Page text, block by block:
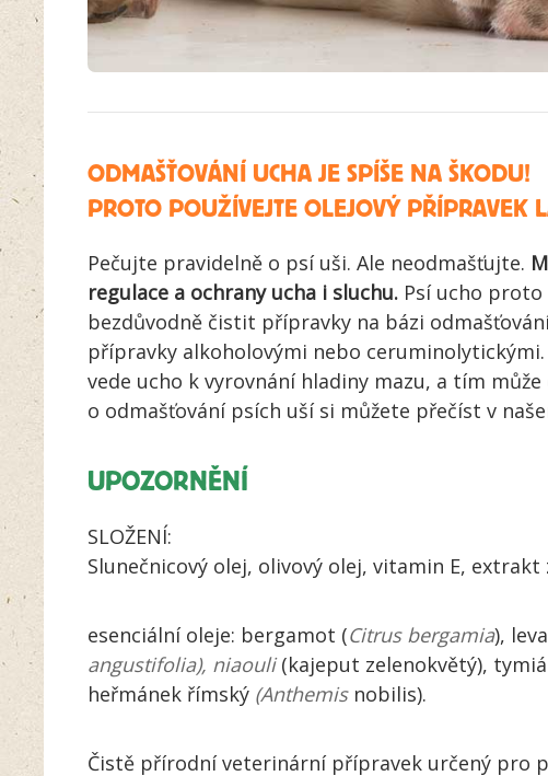
ODMAŠŤOVÁNÍ UCHA JE SPÍŠE NA ŠKODU!
PROTO POUŽÍVEJTE OLEJOVÝ PŘÍPRAVEK
Pečujte pravidelně o psí uši. Ale neodmašťujte.
regulace a ochrany ucha i sluchu. Psí ucho
bezdůvodně čistit přípravky na bázi
přípravky alkoholovými nebo
vede ucho k vyrovnání hladiny mazu, a tím
o odmašťování psích uší si můžete přečíst v
UPOZORNĚNÍ
SLOŽENÍ:
Slunečnicový olej, olivový olej, vitamin E,
esenciální oleje: bergamot (Citrus bergamia),
angustifolia), niaouli(kajeput zelenokvětý),
heřmánek římský (Anthemisnobilis).
Čistě přírodní veterinární přípravek určený pro